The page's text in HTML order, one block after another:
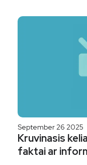
September 26 2025
Kruvinasis
faktai ar